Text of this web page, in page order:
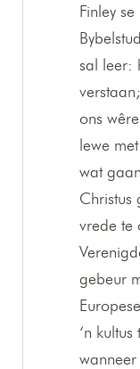
Finley
sal leer:
ons
lewe
wat
Christus
vrede te
gebeur
‘n
wanneer